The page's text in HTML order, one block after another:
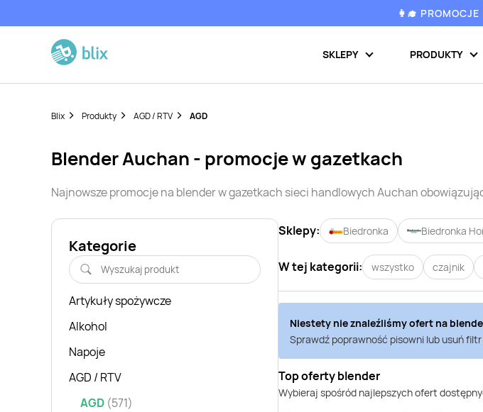
👩‍🎓
SKLEPY PRODUKTY
Blix Produkty AGD / RTV AGD
blenderAuchan - promocje w gazetkach
Najnowsze promocje na blenderw gazetkach sieci handlowychAuchan
Kategorie
Artykuły spożywcze
Alkohol
Napoje
AGD / RTV
AGD (571)
Sklepy: Biedronka Biedronka
W tej kategorii: wszystko czajnik
Niestety nie znaleźliśmy ofert na
Sprawdź poprawność pisowni lub usuń
Top oferty blender
Wybieraj spośród najlepszych ofert